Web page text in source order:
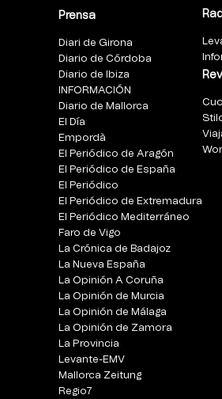
Prensa
Diari de Girona
Diario de Córdoba
Diario de Ibiza
INFORMACIÓN
Diario de Mallorca
El Día
Empordà
El Periódico de Aragón
El Periódico de España
El Periódico
El Periódico de Extremadura
El Periódico Mediterráneo
Faro de Vigo
La Crónica de Badajoz
La Nueva España
La Opinión A Coruña
La Opinión de Murcia
La Opinión de Málaga
La Opinión de Zamora
La Provincia
Levante-EMV
Mallorca Zeitung
Regio7